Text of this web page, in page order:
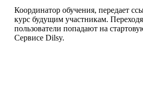
Координатор обучения, передает
курс будущим участникам.
пользователи попадают на
Сервисе Dilsy.